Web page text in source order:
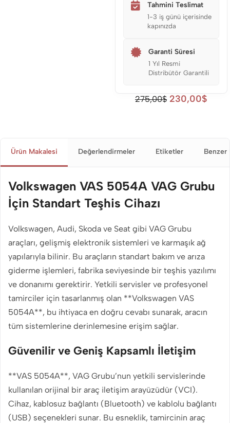
Tahmini Teslimat
1-3 iş günü içerisinde
kapınızda
Garanti Süresi
1 Yıl Resmi
Distribütör Garantili
275,00$ 230,00$
Ürün Makalesi Değerlendirmeler Etiketler Benzer
Volkswagen VAS 5054A VAG Grubu
İçin Standart Teşhis Cihazı
Volkswagen, Audi, Skoda ve Seat gibi VAG Grubu
araçları, gelişmiş elektronik sistemleri ve karmaşık ağ
yapılarıyla bilinir. Bu araçların standart bakım ve arıza
giderme işlemleri, fabrika seviyesinde bir teşhis yazılımı
ve donanımı gerektirir. Yetkili servisler ve profesyonel
tamirciler için tasarlanmış olan **Volkswagen VAS
5054A**, bu ihtiyaca en doğru cevabı sunarak, aracın
tüm sistemlerine derinlemesine erişim sağlar.
Güvenilir ve Geniş Kapsamlı İletişim
**VAS 5054A**, VAG Grubu’nun yetkili servislerinde
kullanılan orijinal bir araç iletişim arayüzüdür (VCI).
Cihaz, kablosuz bağlantı (Bluetooth) ve kablolu bağlantı
(USB) seçenekleri sunar. Bu esneklik, tamircinin araç